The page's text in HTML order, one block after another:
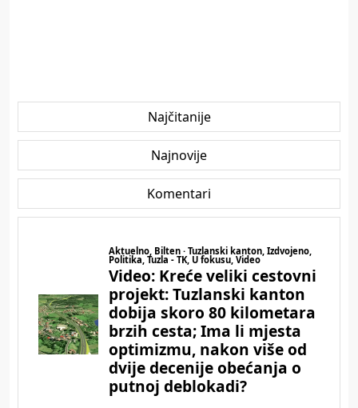
Najčitanije
Najnovije
Komentari